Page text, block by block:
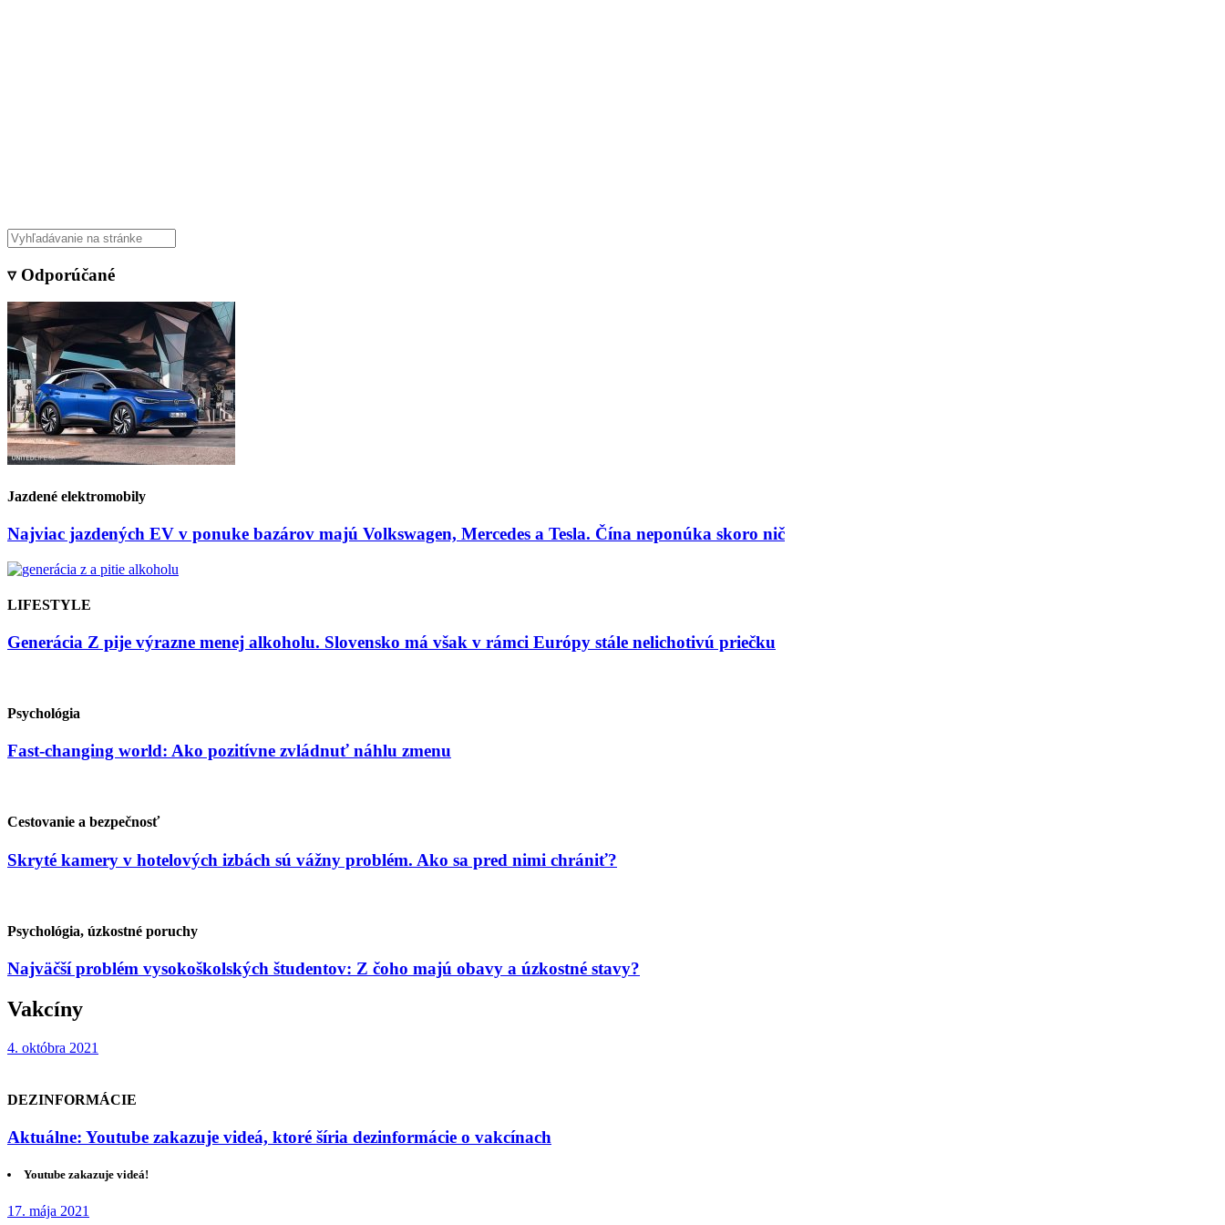
▿ Odporúčané
Jazdené elektromobily
Najviac jazdených EV v ponuke bazárov majú Volkswagen, Mercedes a Tesla. Čína neponúka skoro nič
LIFESTYLE
Generácia Z pije výrazne menej alkoholu. Slovensko má však v rámci Európy stále nelichotivú priečku
Psychológia
Fast-changing world: Ako pozitívne zvládnuť náhlu zmenu
Cestovanie a bezpečnosť
Skryté kamery v hotelových izbách sú vážny problém. Ako sa pred nimi chrániť?
Psychológia, úzkostné poruchy
Najväčší problém vysokoškolských študentov: Z čoho majú obavy a úzkostné stavy?
Vakcíny
4. októbra 2021
DEZINFORMÁCIE
Aktuálne: Youtube zakazuje videá, ktoré šíria dezinformácie o vakcínach
Youtube zakazuje videá!
17. mája 2021